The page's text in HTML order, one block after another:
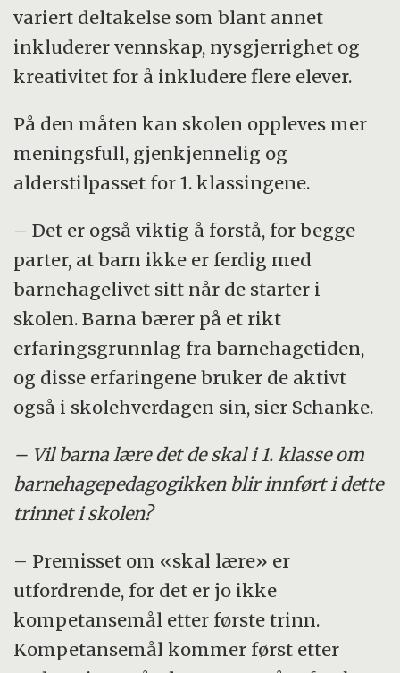
variert deltakelse som blant annet
inkluderer vennskap, nysgjerrighet og
kreativitet for å inkludere flere elever.
På den måten kan skolen oppleves mer
meningsfull, gjenkjennelig og
alderstilpasset for 1. klassingene.
– Det er også viktig å forstå, for begge
parter, at barn ikke er ferdig med
barnehagelivet sitt når de starter i
skolen. Barna bærer på et rikt
erfaringsgrunnlag fra barnehagetiden,
og disse erfaringene bruker de aktivt
også i skolehverdagen sin, sier Schanke.
– Vil barna lære det de skal i 1. klasse om
barnehagepedagogikken blir innført i dette
trinnet i skolen?
– Premisset om «skal lære» er
utfordrende, for det er jo ikke
kompetansemål etter første trinn.
Kompetansemål kommer først etter